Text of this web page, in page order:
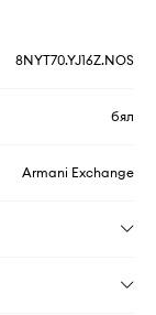
8NYT70.YJ16Z.NOS
бял
Armani Exchange